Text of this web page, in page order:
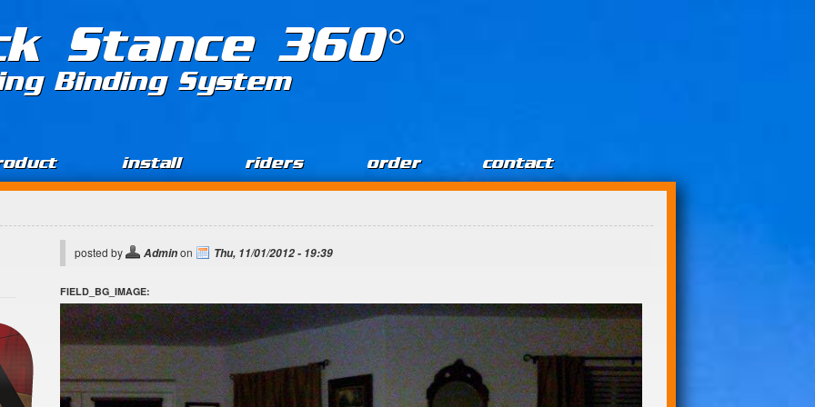
Stance 360°
Binding System
install riders order contact
posted by Adminon Thu, 11/01/2012 - 19:39
FIELD_BG_IMAGE: